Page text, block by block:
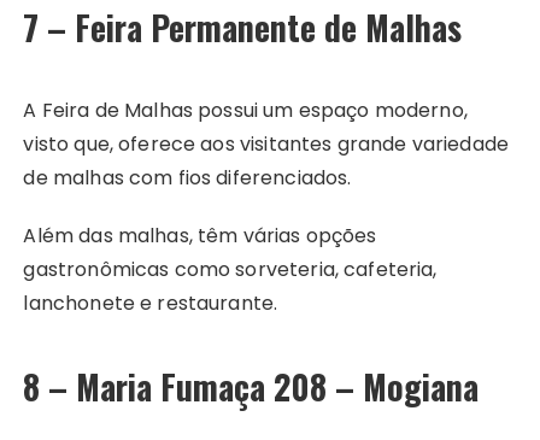
7 – Feira Permanente de Malhas
A Feira de Malhas possui um espaço moderno,
visto que, oferece aos visitantes grande variedade
de malhas com fios diferenciados.
Além das malhas, têm várias opções
gastronômicas como sorveteria, cafeteria,
lanchonete e restaurante.
8 – Maria Fumaça 208 – Mogiana